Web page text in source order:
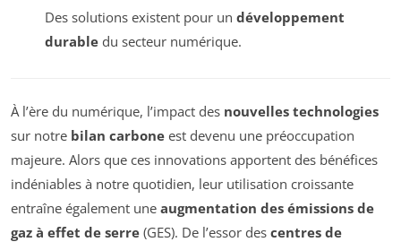
Des solutions existent pour un développement
durabledu secteur numérique.
À l’ère du numérique, l’impact des nouvelles technologies
sur notre bilan carbone est devenu une préoccupation
majeure. Alors que ces innovations apportent des bénéfices
indéniables à notre quotidien, leur utilisation croissante
entraîne également une augmentation des émissions de
gaz à effet de serre (GES). De l’essor des centres de